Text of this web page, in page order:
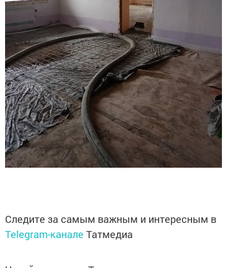
Следите за самым важным и интересным в
Telegram-канале Татмедиа